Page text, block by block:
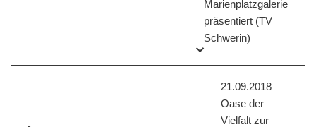
Marienplatzgalerie
präsentiert (TV
Schwerin)
21.09.2018 –
Oase der
Vielfalt zur